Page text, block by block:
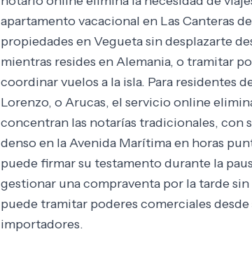
apartamento vacacional en Las Canteras
propiedades en Vegueta sin desplazarte
mientras resides en Alemania, o tramitar
coordinar vuelos a la isla. Para residentes
Lorenzo, o Arucas, el servicio online
concentran las notarías tradicionales, con
denso en la Avenida Marítima en horas
puede firmar su testamento durante la
gestionar una compraventa por la tarde
puede tramitar poderes comerciales
importadores.